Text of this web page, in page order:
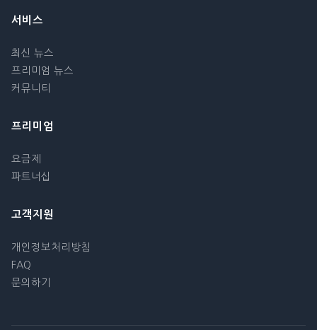
서비스
최신 뉴스
프리미엄 뉴스
커뮤니티
프리미엄
요금제
파트너십
고객지원
개인정보처리방침
FAQ
문의하기